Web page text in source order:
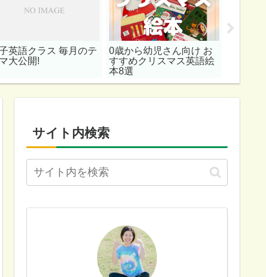
英語クラス 毎月のテ
大公開!
0歳から幼児さん向け お
すすめクリスマス英語絵
本8選
本8選
サイト内検索